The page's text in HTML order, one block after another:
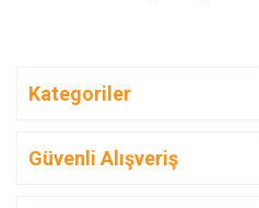
Kategoriler
Güvenli Alışveriş